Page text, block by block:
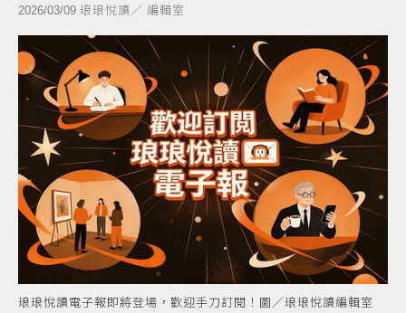
2026/03/09 琅琅悅讀／ 編輯室
琅琅悅讀電子報即將登場，歡迎手刀訂閱！圖／琅琅悅讀編輯室